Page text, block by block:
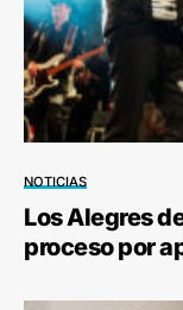
NOTICIAS
Los Alegres
proceso por